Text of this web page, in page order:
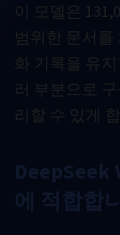
이 모델은
범위한 문서를
화 기록을 유
러 부분으로
리할 수 있게 합
DeepSeek
에 적합합